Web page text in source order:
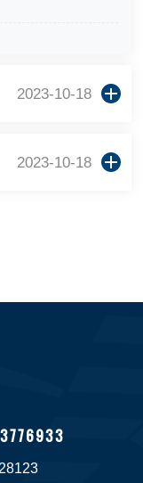
2023-10-18
2023-10-18